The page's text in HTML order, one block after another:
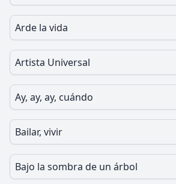
Arde la vida
Artista Universal
Ay, ay, ay, cuándo
Bailar, vivir
Bajo la sombra de un árbol